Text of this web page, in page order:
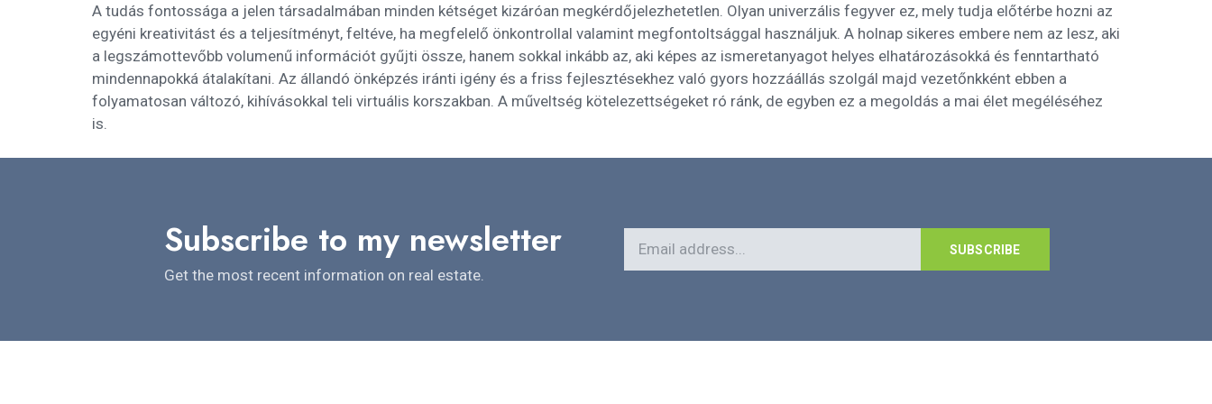
A tudás fontossága a jelen társadalmában minden kétséget kizáróan megkérdőjelezhetetlen. Olyan univerzális fegyver ez, mely tudja előtérbe hozni az
egyéni kreativitást és a teljesítményt, feltéve, ha megfelelő önkontrollal valamint megfontoltsággal használjuk. A holnap sikeres embere nem az lesz, aki
a legszámottevőbb volumenű információt gyűjti össze, hanem sokkal inkább az, aki képes az ismeretanyagot helyes elhatározásokká és fenntartható
mindennapokká átalakítani. Az állandó önképzés iránti igény és a friss fejlesztésekhez való gyors hozzáállás szolgál majd vezetőnkként ebben a
folyamatosan változó, kihívásokkal teli virtuális korszakban. A műveltség kötelezettségeket ró ránk, de egyben ez a megoldás a mai élet megéléséhez
is.
Subscribe to my newsletter
Get the most recent information on real estate.
SUBSCRIBE